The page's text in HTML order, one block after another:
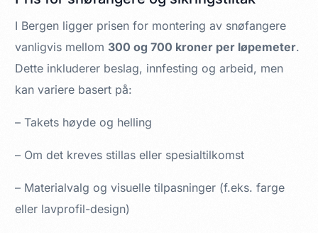
I Bergen ligger prisen for montering av snøfangere
vanligvis mellom 300 og 700 kroner per løpemeter.
Dette inkluderer beslag, innfesting og arbeid, men
kan variere basert på:
– Takets høyde og helling
– Om det kreves stillas eller spesialtilkomst
– Materialvalg og visuelle tilpasninger (f.eks. farge
eller lavprofil-design)